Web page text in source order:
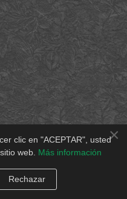
×
clic en "ACEPTAR", usted
web. Más información
Rechazar